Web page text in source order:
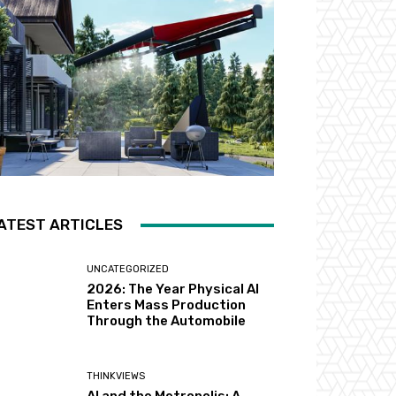
ARTICLES
UNCATEGORIZED
2026: The Year Physical AI
Enters Mass Production
Through the Automobile
THINKVIEWS